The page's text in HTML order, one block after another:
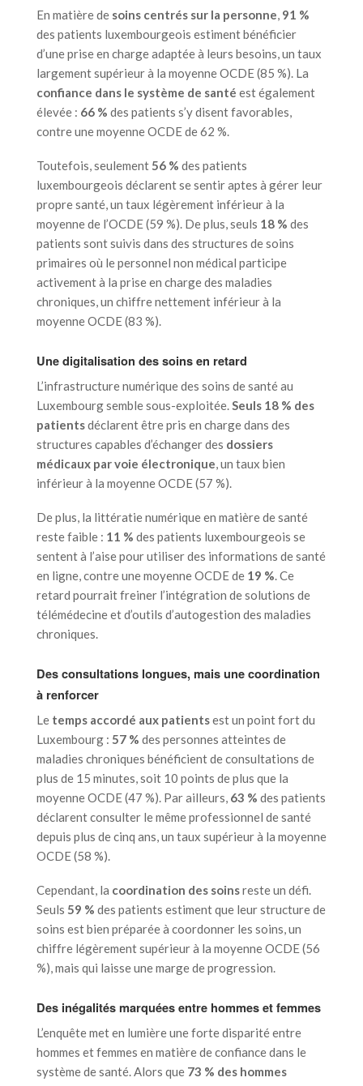
En matière de soins centrés sur la personne, 91 %
des patients luxembourgeois estiment bénéficier
d’une prise en charge adaptée à leurs besoins, un taux
largement supérieur à la moyenne OCDE (85 %). La
confiance dans le système de santé est également
élevée : 66 % des patients s’y disent favorables,
contre une moyenne OCDE de 62 %.
Toutefois, seulement 56 % des patients
luxembourgeois déclarent se sentir aptes à gérer leur
propre santé, un taux légèrement inférieur à la
moyenne de l’OCDE (59 %). De plus, seuls 18 % des
patients sont suivis dans des structures de soins
primaires où le personnel non médical participe
activement à la prise en charge des maladies
chroniques, un chiffre nettement inférieur à la
moyenne OCDE (83 %).
Une digitalisation des soins en retard
L’infrastructure numérique des soins de santé au
Luxembourg semble sous-exploitée.Seuls 18 % des
patientsdéclarent être pris en charge dans des
structures capables d’échanger des dossiers
médicaux par voie électronique, un taux bien
inférieur à la moyenne OCDE (57 %).
De plus, la littératie numérique en matière de santé
reste faible : 11 % des patients luxembourgeois se
sentent à l’aise pour utiliser des informations de santé
en ligne, contre une moyenne OCDE de 19 %. Ce
retard pourrait freiner l’intégration de solutions de
télémédecine et d’outils d’autogestion des maladies
chroniques.
Des consultations longues, mais une coordination
à renforcer
Le temps accordé aux patientsest un point fort du
Luxembourg : 57 % des personnes atteintes de
maladies chroniques bénéficient de consultations de
plus de 15 minutes, soit 10 points de plus que la
moyenne OCDE (47 %). Par ailleurs, 63 % des patients
déclarent consulter le même professionnel de santé
depuis plus de cinq ans, un taux supérieur à la moyenne
OCDE (58 %).
Cependant, la coordination des soinsreste un défi.
Seuls 59 % des patients estiment que leur structure de
soins est bien préparée à coordonner les soins, un
chiffre légèrement supérieur à la moyenne OCDE (56
%), mais qui laisse une marge de progression.
Des inégalités marquées entre hommes et femmes
L’enquête met en lumière une forte disparité entre
hommes et femmes en matière de confiance dans le
système de santé. Alors que 73 % des hommes